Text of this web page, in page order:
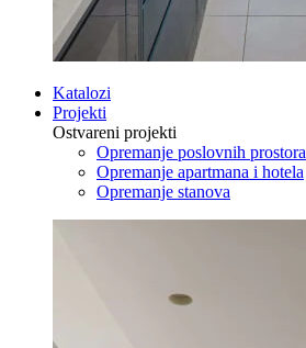
Katalozi
Projekti
Ostvareni projekti
Opremanje poslovnih prostora
Opremanje apartmana i hotela
Opremanje stanova